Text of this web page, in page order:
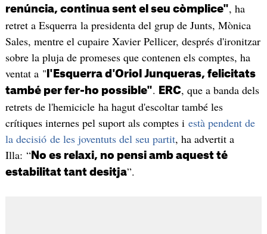
renúncia, continua sent el seu còmplice", ha
retret a Esquerra la presidenta del grup de Junts, Mònica
Sales, mentre el cupaire Xavier Pellicer, després d'ironitzar
sobre la pluja de promeses que contenen els comptes, ha
ventat a " l'Esquerra d'Oriol Junqueras, felicitats
també per fer-ho possible". ERC, que a banda dels
retrets de l'hemicicle ha hagut d'escoltar també les
crítiques internes pel suport als comptes i està pendent de
la decisió de les joventuts del seu partit, ha advertit a
Illa: “No es relaxi, no pensi amb aquest té
estabilitat tant desitja”.